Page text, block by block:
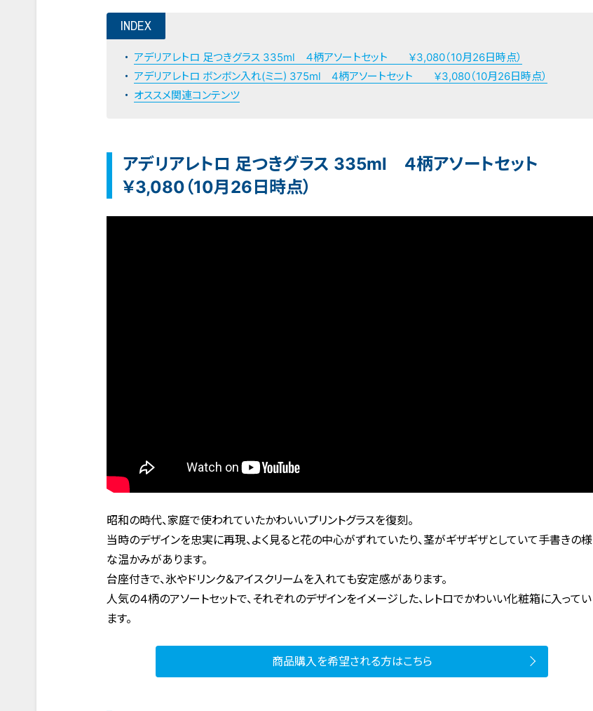
INDEX
アデリアレトロ 足つきグラス 335ml ４柄アソートセット ￥3,080（10月26日時点）
アデリアレトロ ボンボン入れ(ミニ) 375ml 4柄アソートセット ￥3,080（10月26日時点）
オススメ関連コンテンツ
アデリアレトロ 足つきグラス 335ml ４柄アソートセット
￥3,080（10月26日時点）
昭和の時代、家庭で使われていたかわいいプリントグラスを復刻。
当時のデザインを忠実に再現、よく見ると花の中心がずれていたり、茎がギザギザとしていて手書きの様
な温かみがあります。
台座付きで、氷やドリンク＆アイスクリームを入れても安定感があります。
人気の４柄のアソートセットで、それぞれのデザインをイメージした、レトロでかわいい化粧箱に入ってい
ます。
商品購入を希望される方はこちら